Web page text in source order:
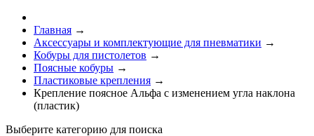
Главная →
Аксессуары и комплектующие для пневматики →
Кобуры для пистолетов →
Поясные кобуры →
Пластиковые крепления →
Крепление поясное Альфа с изменением угла наклона
(пластик)
Выберите категорию для поиска